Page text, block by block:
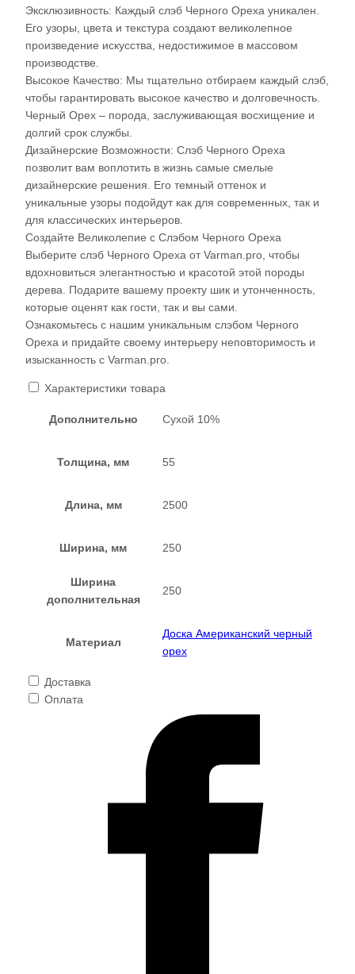
Эксклюзивность: Каждый слэб Черного Ореха уникален.
Его узоры, цвета и текстура создают великолепное
произведение искусства, недостижимое в массовом
производстве.
Высокое Качество: Мы тщательно отбираем каждый слэб,
чтобы гарантировать высокое качество и долговечность.
Черный Орех – порода, заслуживающая восхищение и
долгий срок службы.
Дизайнерские Возможности: Слэб Черного Ореха
позволит вам воплотить в жизнь самые смелые
дизайнерские решения. Его темный оттенок и
уникальные узоры подойдут как для современных, так и
для классических интерьеров.
Создайте Великолепие с Слэбом Черного Ореха
Выберите слэб Черного Ореха от Varman.pro, чтобы
вдохновиться элегантностью и красотой этой породы
дерева. Подарите вашему проекту шик и утонченность,
которые оценят как гости, так и вы сами.
Ознакомьтесь с нашим уникальным слэбом Черного
Ореха и придайте своему интерьеру неповторимость и
изысканность с Varman.pro.
Характеристики товара
Дополнительно Сухой 10%
Толщина, мм 55
Длина, мм 2500
Ширина, мм 250
Ширина
дополнительная
250
Материал
Доска Американский черный
орех
Доставка
Оплата